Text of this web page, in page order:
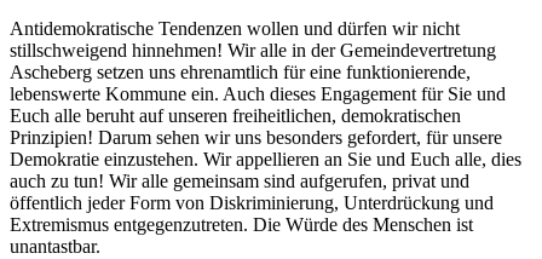
Antidemokratische Tendenzen wollen und dürfen wir nicht
stillschweigend hinnehmen! Wir alle in der Gemeindevertretung
Ascheberg setzen uns ehrenamtlich für eine funktionierende,
lebenswerte Kommune ein. Auch dieses Engagement für Sie und
Euch alle beruht auf unseren freiheitlichen, demokratischen
Prinzipien! Darum sehen wir uns besonders gefordert, für unsere
Demokratie einzustehen. Wir appellieren an Sie und Euch alle, dies
auch zu tun! Wir alle gemeinsam sind aufgerufen, privat und
öffentlich jeder Form von Diskriminierung, Unterdrückung und
Extremismus entgegenzutreten. Die Würde des Menschen ist
unantastbar.